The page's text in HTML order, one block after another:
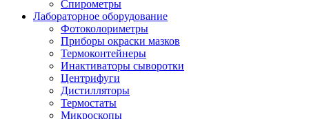
Спирометры
Лабораторное оборудование
Фотоколориметры
Приборы окраски мазков
Термоконтейнеры
Инактиваторы сыворотки
Центрифуги
Дистилляторы
Термостаты
Микроскопы